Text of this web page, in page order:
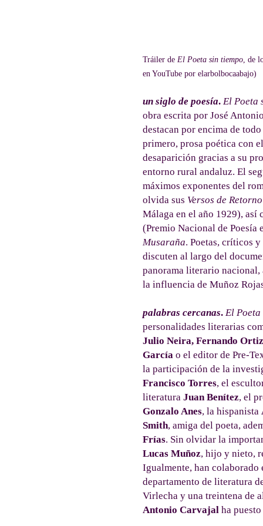
Tráiler de El Poeta sin tiempo , de
en YouTube por elarbolbocaabajo)
un siglo de poesía. El Poeta
obra escrita por José
destacan por encima de todo
primero, prosa poética con
desaparición gracias a su
entorno rural andaluz. El
máximos exponentes del
olvida sus Versos de Retorno
Málaga en el año 1929), así
(Premio Nacional de Poesía
Musaraña. Poetas, críticos
discuten al largo del
panorama literario
la influencia de Muñoz
palabras cercanas. El
personalidades literarias
Julio Neira, Fernando
García o el editor de Pre-
la participación de la
Francisco Torres, el
literatura Juan Benítez, el
Gonzalo Anes, la hispanista
Smith, amiga del poeta,
Frías. Sin olvidar la
Lucas Muñoz, hijo y nieto,
Igualmente, han
departamento de literatura
Virlecha y una treintena de
Antonio Carvajal ha